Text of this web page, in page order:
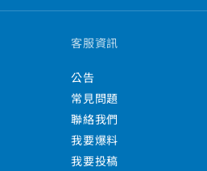
客服資訊
公告
常見問題
聯絡我們
我要爆料
我要投稿